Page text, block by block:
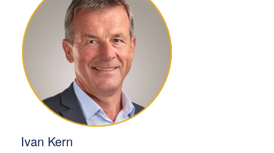
Ivan Kern